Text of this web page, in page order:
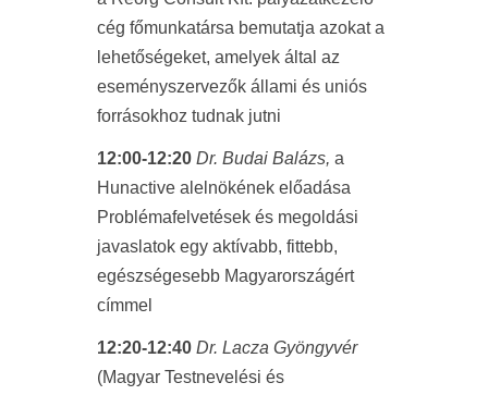
cég főmunkatársa bemutatja azokat a
lehetőségeket, amelyek által az
eseményszervezők állami és uniós
forrásokhoz tudnak jutni
12:00-12:20 Dr. Budai Balázs, a
Hunactive alelnökének előadása
Problémafelvetések és megoldási
javaslatok egy aktívabb, fittebb,
egészségesebb Magyarországért
címmel
12:20-12:40 Dr. Lacza Gyöngyvér
(Magyar Testnevelési és